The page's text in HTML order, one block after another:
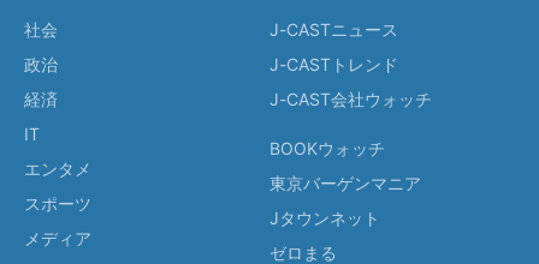
社会
政治
経済
IT
エンタメ
スポーツ
メディア
J-CASTニュース
J-CASTトレンド
J-CAST会社ウォッチ
BOOKウォッチ
東京バーゲンマニア
Jタウンネット
ゼロまる